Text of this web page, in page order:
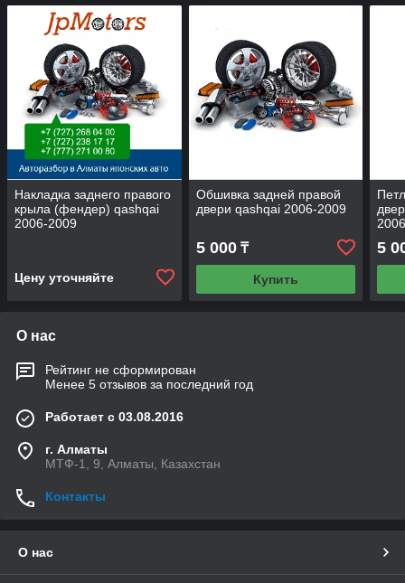
Накладка заднего правого
крыла (фендер) qashqai
2006-2009
Цену уточняйте
Обшивка задней правой
двери qashqai 2006-2009
5 000₸
Купить
5
О нас
Рейтинг не сформирован
Менее 5 отзывов за последний год
Работает с 03.08.2016
г. Алматы
МТФ-1, 9, Алматы, Казахстан
Контакты
О нас